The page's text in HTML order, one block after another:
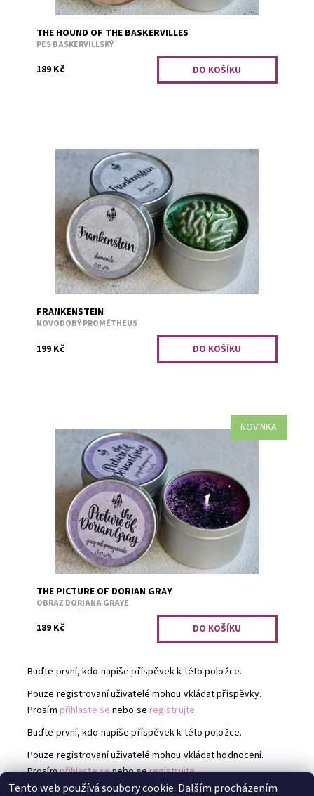
THE HOUND OF THE BASKERVILLES
PES BASKERVILLSKÝ
189 Kč
Heřmánek. Uklidňující vůně pro jednu dobrou duši
ztrápenou krutým osudem.
Dostupnost:
Skladem 2
Kód:
2841
FRANKENSTEIN
NOVODOBÝ PROMÉTHEUS
199 Kč
NOVINKA
Šťavnaté červené granátové jablko.
Dostupnost:
Předobjednávka
2844
THE PICTURE OF DORIAN GRAY
OBRAZ DORIANA GRAYE
189 Kč
Buďte první, kdo napíše příspěvek k této položce.
Pouze registrovaní uživatelé mohou vkládat příspěvky.
Prosím přihlaste se nebo se registrujte.
Buďte první, kdo napíše příspěvek k této položce.
Pouze registrovaní uživatelé mohou vkládat hodnocení.
Prosímpřihlaste senebo seregistrujte.
Tento web používá soubory cookie. Dalším procházením